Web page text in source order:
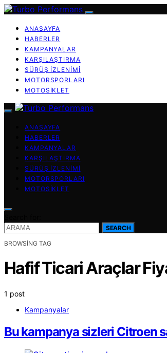
ANASAYFA
HABERLER
KAMPANYALAR
KARŞILAŞTIRMA
SÜRÜŞ İZLENIMI
MOTORSPORLARI
MOTOSIKLET
ANASAYFA
HABERLER
KAMPANYALAR
KARŞILAŞTIRMA
SÜRÜŞ İZLENIMI
MOTORSPORLARI
MOTOSIKLET
SEARCH
BROWSING TAG
Hafif Ticari Araçlar
1 post
Kampanyalar
Bu kampanya sizleri Citroen